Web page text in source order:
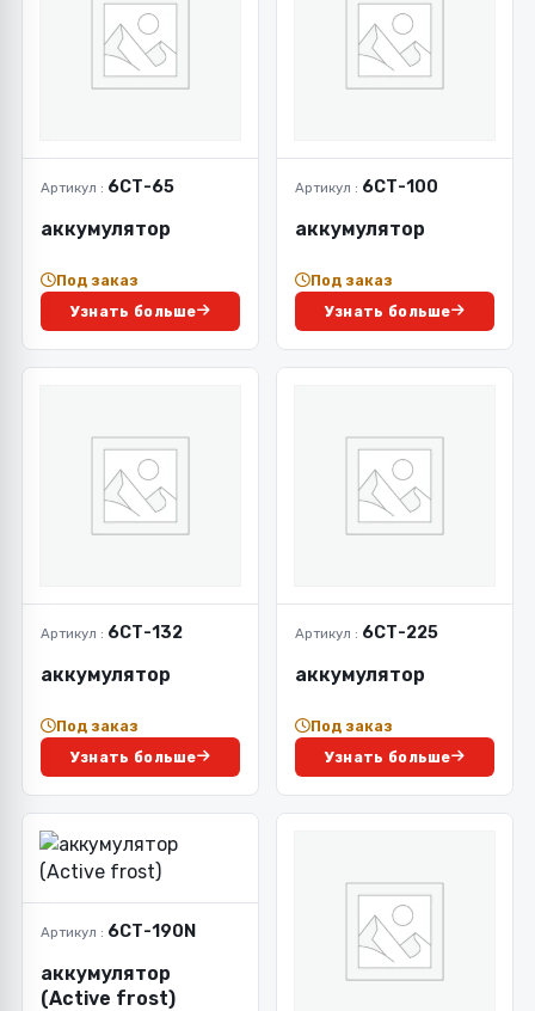
Артикул : 6СТ-65
аккумулятор
Под заказ
Узнать больше
Артикул : 6СТ-100
аккумулятор
Под заказ
Узнать больше
Артикул : 6СТ-132
аккумулятор
Под заказ
Узнать больше
Артикул : 6СТ-225
аккумулятор
Под заказ
Узнать больше
Артикул : 6СТ-190N
аккумулятор
(Active frost)